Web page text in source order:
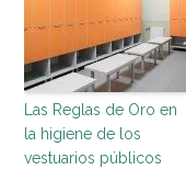
Las Reglas de Oro en
la higiene de los
vestuarios públicos